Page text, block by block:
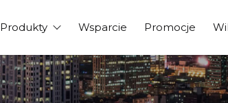
Produkty Wsparcie Promocje